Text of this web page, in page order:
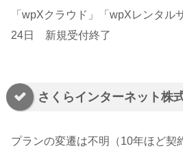
「wpXクラウド」「wpXレンタル
24日 新規受付終了
さくらインターネット株
プランの変遷は不明（10年ほど契